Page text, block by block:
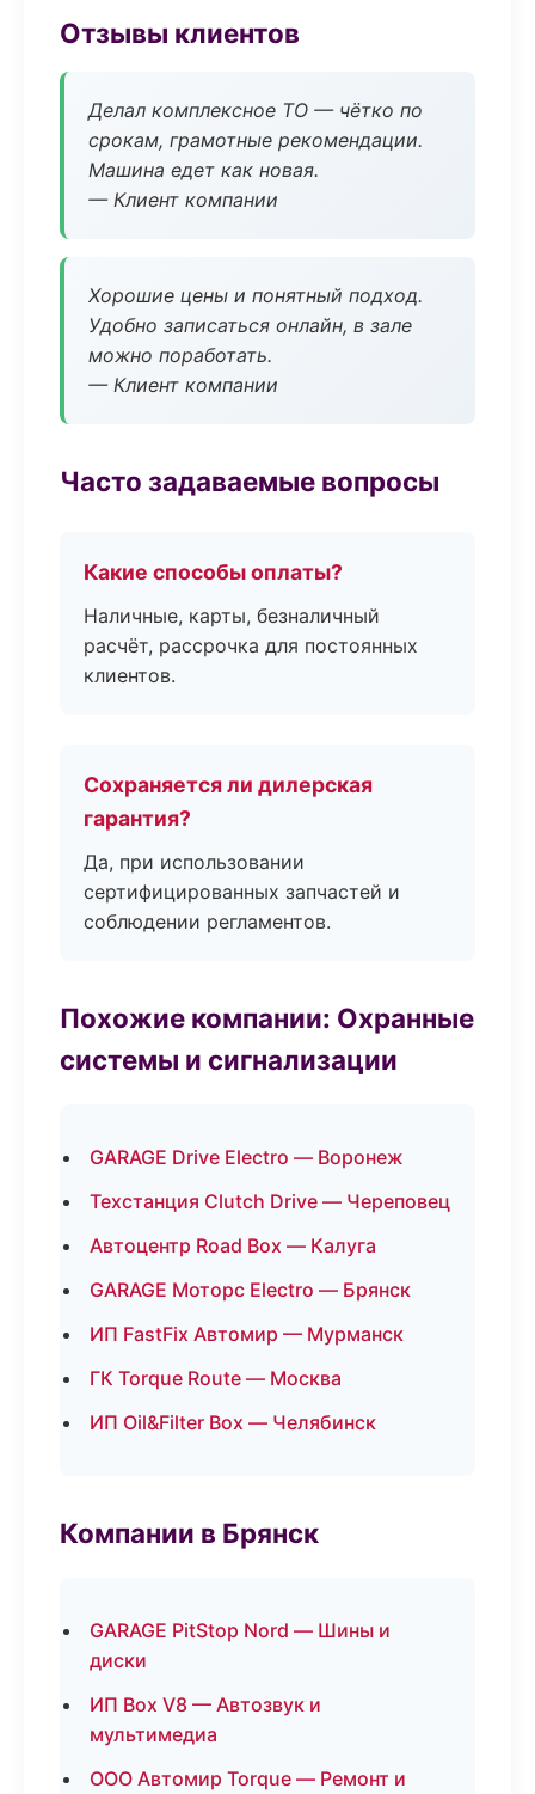
Отзывы клиентов
Делал комплексное ТО — чётко по
срокам, грамотные рекомендации.
Машина едет как новая.
— Клиент компании
Хорошие цены и понятный подход.
Удобно записаться онлайн, в зале
можно поработать.
— Клиент компании
Часто задаваемые вопросы
Какие способы оплаты?
Наличные, карты, безналичный
расчёт, рассрочка для постоянных
клиентов.
Сохраняется ли дилерская
гарантия?
Да, при использовании
сертифицированных запчастей и
соблюдении регламентов.
Похожие компании: Охранные
системы и сигнализации
GARAGE Drive Electro — Воронеж
Техстанция Clutch Drive — Череповец
Автоцентр Road Box — Калуга
GARAGE Моторс Electro — Брянск
ИП FastFix Автомир — Мурманск
ГК Torque Route — Москва
ИП Oil&Filter Box — Челябинск
Компании в Брянск
GARAGE PitStop Nord — Шины и
диски
ИП Box V8 — Автозвук и
мультимедиа
ООО Автомир Torque — Ремонт и